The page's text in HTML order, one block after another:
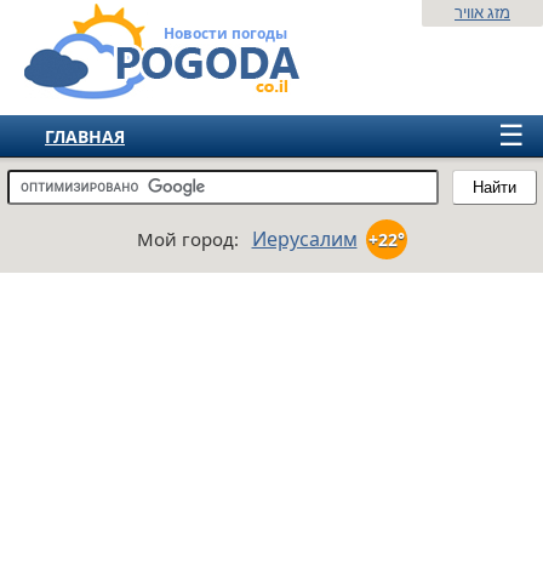
Новости погоды
Найти
מזג אוויר
☰
ГЛАВНАЯ
ИЗРАИЛЬ
ЕВРОПА
Мой город: Иерусалим +22°